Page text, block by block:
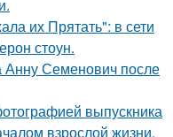
их Прятать": в сети
стоун.
Семенович после
выпускника
взрослой жизни.